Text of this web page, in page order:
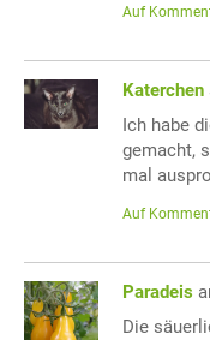
Auf
Katerchen
Ich habe
gemacht,
mal
Auf
Paradeis
Die